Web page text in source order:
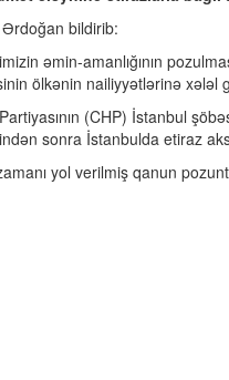
bildirib:
əmin-amanlığının
ölkənin nailiyyətlərinə xələl
(CHP) İstanbul
sonra İstanbulda etiraz
yol verilmiş qanun